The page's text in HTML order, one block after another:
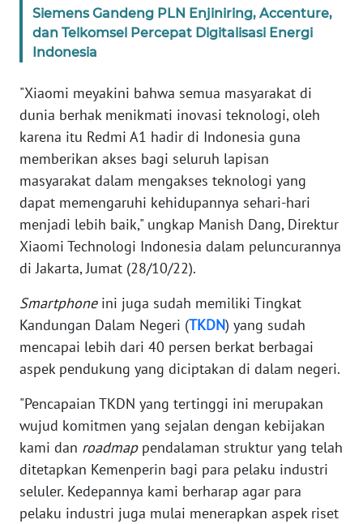
Siemens Gandeng PLN Enjiniring, Accenture,
dan Telkomsel Percepat Digitalisasi Energi
Indonesia
"Xiaomi meyakini bahwa semua masyarakat di
dunia berhak menikmati inovasi teknologi, oleh
karena itu Redmi A1 hadir di Indonesia guna
memberikan akses bagi seluruh lapisan
masyarakat dalam mengakses teknologi yang
dapat memengaruhi kehidupannya sehari-hari
menjadi lebih baik," ungkap Manish Dang, Direktur
Xiaomi Technologi Indonesia dalam peluncurannya
di Jakarta, Jumat (28/10/22).
Smartphoneini juga sudah memiliki Tingkat
Kandungan Dalam Negeri (TKDN) yang sudah
mencapai lebih dari 40 persen berkat berbagai
aspek pendukung yang diciptakan di dalam negeri.
"Pencapaian TKDN yang tertinggi ini merupakan
wujud komitmen yang sejalan dengan kebijakan
kami dan roadmappendalaman struktur yang telah
ditetapkan Kemenperin bagi para pelaku industri
seluler. Kedepannya kami berharap agar para
pelaku industri juga mulai menerapkan aspek riset
PEDOMAN
MEDIA
SIBER
REDAKSI
Wahana
News
Regional
SUMUT
WN
JAKARTA
WN
JABAR
WN
BANTEN